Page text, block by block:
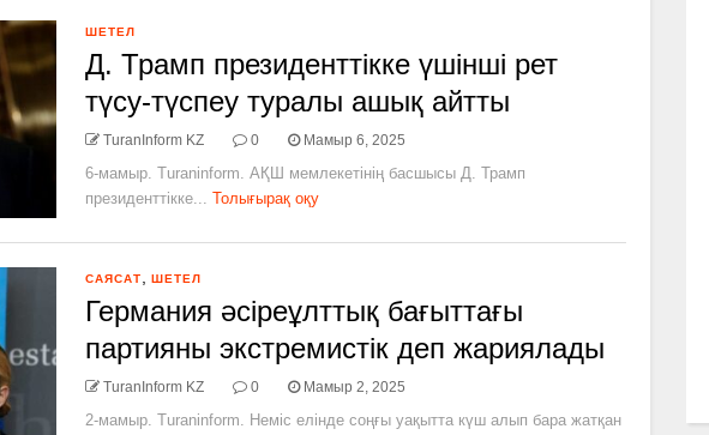
ШЕТЕЛ
Д. Трамп президенттікке үшінші рет
түсу-түспеу туралы ашық айтты
TuranInform KZ 0 Мамыр 6, 2025
6-мамыр. Turaninform. АҚШ мемлекетінің басшысы Д. Трамп
президенттікке... Толығырақ оқу
САЯСАТ ШЕТЕЛ
Германия әсіреұлттық бағыттағы
партияны экстремистік деп жариялады
TuranInform KZ 0 Мамыр 2, 2025
2-мамыр. Turaninform. Неміс елінде соңғы уақытта күш алып бара жатқан